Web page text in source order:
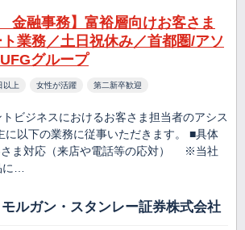
金融事務】富裕層向けお客さま
業務／土日祝休み／首都圏/アソ
グループ
以上 女性が活躍 第二新卒歓迎
ビジネスにおけるお客さま担当者のアシス
に以下の業務に従事いただきます。 ■具体
さま対応（来店や電話等の応対） ※当社
に…
ルガン・スタンレー証券株式会社